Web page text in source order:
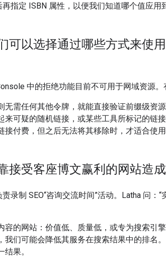
指定 ISBN 属性，以便我们知道哪个值应用
可以选择通过哪些方式来使
中的拒绝功能目前不可用于网域资源
无需任何其他令牌，就能直接验证前缀级资
来可疑的随机链接，或某些工具所标记的链
付费，但之后无法将其移除时，才适合使用
接受客座博文赢利的网站造
责录制 SEO“咨询交流时间”活动。Latha 问
容的网站：价值低、质量低，或专为搜索引
我们可能会降低其服务在搜索结果中的排名
果。